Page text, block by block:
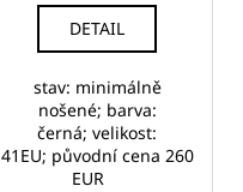
DETAIL
stav: minimálně
nošené; barva:
černá; velikost:
41EU; původní cena 260
EUR